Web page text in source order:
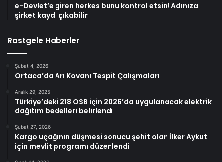
e-Devlet’e giren herkes bunu kontrol etsin! Adınıza
şirket kaydı çıkabilir
Rastgele Haberler
Şubat 4, 2026
Ortaca’da Arı Kovanı Tespit Çalışmaları
Aralık 29, 2025
Türkiye’deki 218 OSB için 2026’da uygulanacak elektrik
dağıtım bedelleri belirlendi
Şubat 27, 2026
Kargo uçağının düşmesi sonucu şehit olan İlker Aykut
için mevlit programı düzenlendi